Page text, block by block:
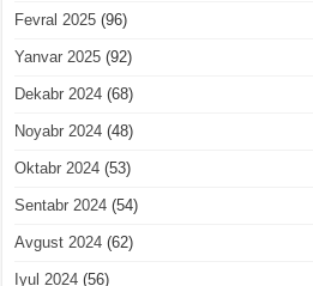
Fevral 2025 (96)
Yanvar 2025 (92)
Dekabr 2024 (68)
Noyabr 2024 (48)
Oktabr 2024 (53)
Sentabr 2024 (54)
Avgust 2024 (62)
Iyul 2024 (56)